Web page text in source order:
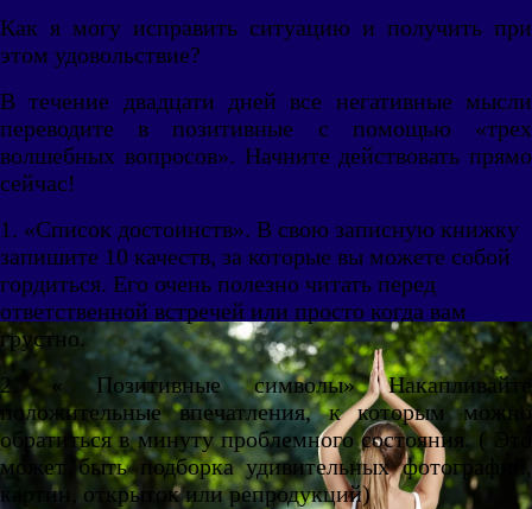
Как я могу исправить ситуацию и получить при
этом удовольствие?
В течение двадцати дней все негативные мысли
переводите в позитивные с помощью «трех
волшебных вопросов». Начните действовать прямо
сейчас!
1. «Список достоинств». В свою записную книжку
запишите 10 качеств, за которые вы можете собой
гордиться. Его очень полезно читать перед
ответственной встречей или просто когда вам
грустно.
2. « Позитивные символы» Накапливайте
положительные впечатления, к которым можно
обратиться в минуту проблемного состояния. ( Это
может быть подборка удивительных фотографий,
картин, открыток или репродукций)